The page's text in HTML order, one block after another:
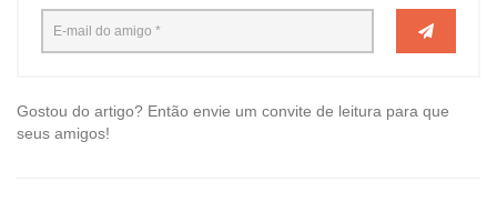
Gostou do artigo? Então envie um convite de leitura para que
seus amigos!